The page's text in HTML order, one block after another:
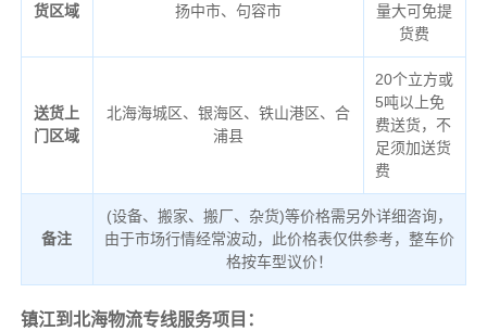
货区域
扬中市、句容市
量大可免提
货费
送货上
门区域
北海海城区、银海区、铁山港区、合
浦县
20个立方或
5吨以上免
费送货，不
足须加送货
费
备注
(设备、搬家、搬厂、杂货)等价格需另外详细咨询，
由于市场行情经常波动，此价格表仅供参考，整车价
格按车型议价！
镇江到北海物流专线服务项目：